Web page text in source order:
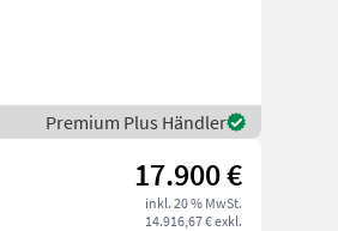
Premium Plus Händler
17.900 €
inkl. 20 % MwSt.
14.916,67 € exkl.